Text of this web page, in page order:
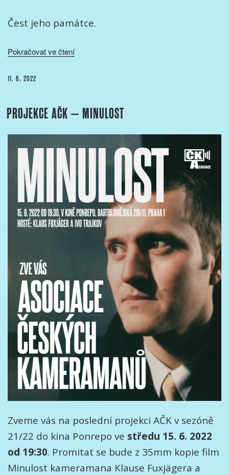
Čest jeho památce.
Pokračovat ve čtení„Zemřel
PUBLIKOVÁNO
11. 6. 2022
PROJEKCE AČK – MINULOST
Zveme vás na poslední projekci AČK v sezóně
21/22 do kina Ponrepo ve středu 15. 6. 2022
od 19:30. Promitat se bude z 35mm kopie film
Minulost kameramana Klause Fuxjägera a